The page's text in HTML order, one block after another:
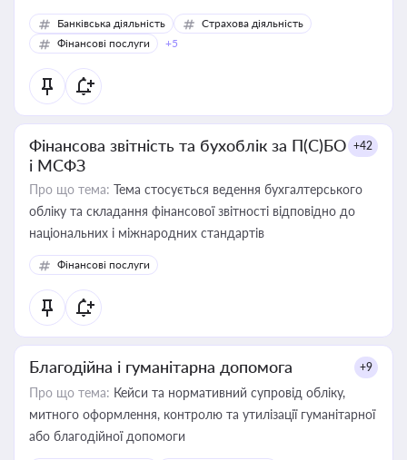
Банківська діяльність
Страхова діяльність
Фінансові послуги
+5
Фінансова звітність та бухоблік за П(С)БО
і МСФЗ
+42
Про що тема: Тема стосується ведення бухгалтерського
обліку та складання фінансової звітності відповідно до
національних і міжнародних стандартів
Фінансові послуги
Благодійна і гуманітарна допомога +9
Про що тема: Кейси та нормативний супровід обліку,
митного оформлення, контролю та утилізації гуманітарної
або благодійної допомоги